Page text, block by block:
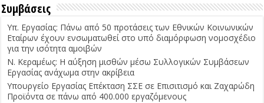
Συμβάσεις
Υπ. Εργασίας: Πάνω από 50 προτάσεις των Εθνικών Κοινωνικών
Εταίρων έχουν ενσωματωθεί στο υπό διαμόρφωση νομοσχέδιο
για την ισότητα αμοιβών
Ν. Κεραμέως: Η αύξηση μισθών μέσω Συλλογικών Συμβάσεων
Εργασίας ανάχωμα στην ακρίβεια
Υπουργείο Εργασίας Επέκταση ΣΣΕ σε Επισιτισμό και Ζαχαρώδη
Προϊόντα σε πάνω από 400.000 εργαζόμενους